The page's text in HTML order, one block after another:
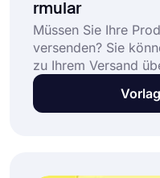
rmular
Müssen Sie Ihre
versenden? Sie
zu Ihrem Versand
bereitstellen. Sie
jedem teilen, den